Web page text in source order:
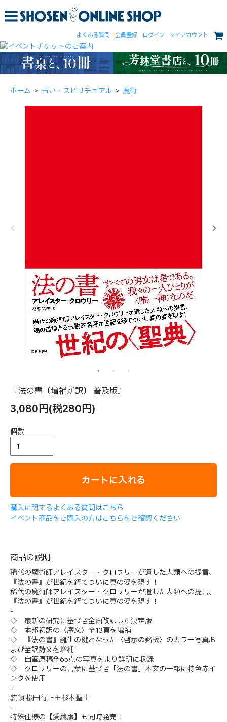
よくある質問 会員登録 ログイン マイアカウント
ホーム > 占い・スピリチュアル > 魔術
『法の書〔増補新訳〕 普及版』
3,080円(税280円)
個数
カートに入れる
購入に関するよくある質問はこちら
イベント商品をご購入の方はこちらをご確認ください
商品の説明
稀代の魔術師アレイスター・クロウリーが遺した人類への提言、
『法の書』が世紀を経てついに真の姿を現す！
稀代の魔術師アレイスター・クロウリーが遺した人類への提言、
『法の書』が世紀を経てついに真の姿を現す！
-
◇ 最新の研究に基づき全面改訳した決定版
◇ 本邦初訳の〈序文〉全13頁を増補
◇ 『法の書』誕生の鍵となった〈啓示の銘板〉のカラー写真お
よび全訳詩文を増補
◇ 自筆原稿全65点の写真をより鮮明に収録
◇ クロウリーの言葉に基づき「法の書」本文の一部に特色赤イ
ンクを使用
-
装幀 松田行正＋杉本聖士
-
特殊仕様の【愛蔵版】も同時発売！